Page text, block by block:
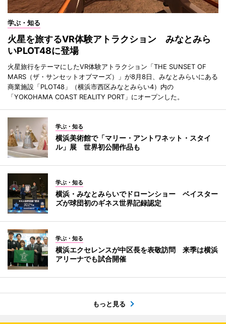
学ぶ・知る
火星を旅するVR体験アトラクション みなとみら
いPLOT48に登場
火星旅行をテーマにしたVR体験アトラクション「THE SUNSET OF
MARS（ザ・サンセットオブマーズ）」が8月8日、みなとみらいにある
商業施設「PLOT48」（横浜市西区みなとみらい4）内の
「YOKOHAMA COAST REALITY PORT」にオープンした。
学ぶ・知る
横浜美術館で「マリー・アントワネット・スタイ
ル」展 世界初公開作品も
学ぶ・知る
横浜・みなとみらいでドローンショー ベイスター
ズが球団初のギネス世界記録認定
学ぶ・知る
横浜エクセレンスが中区長を表敬訪問 来季は横浜
アリーナでも試合開催
もっと見る